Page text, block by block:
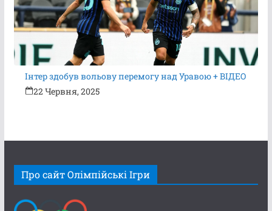
Інтер здобув вольову перемогу над Уравою + ВІДЕО
22 Червня, 2025
Про сайт Олімпійські Ігри